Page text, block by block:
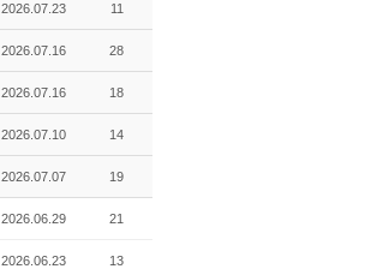
2026.07.23 11
2026.07.16 28
2026.07.16 18
2026.07.10 14
2026.07.07 19
2026.06.29 21
2026.06.23 13